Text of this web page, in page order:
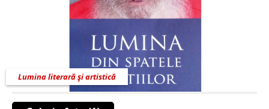
Lumina literară şi artistică